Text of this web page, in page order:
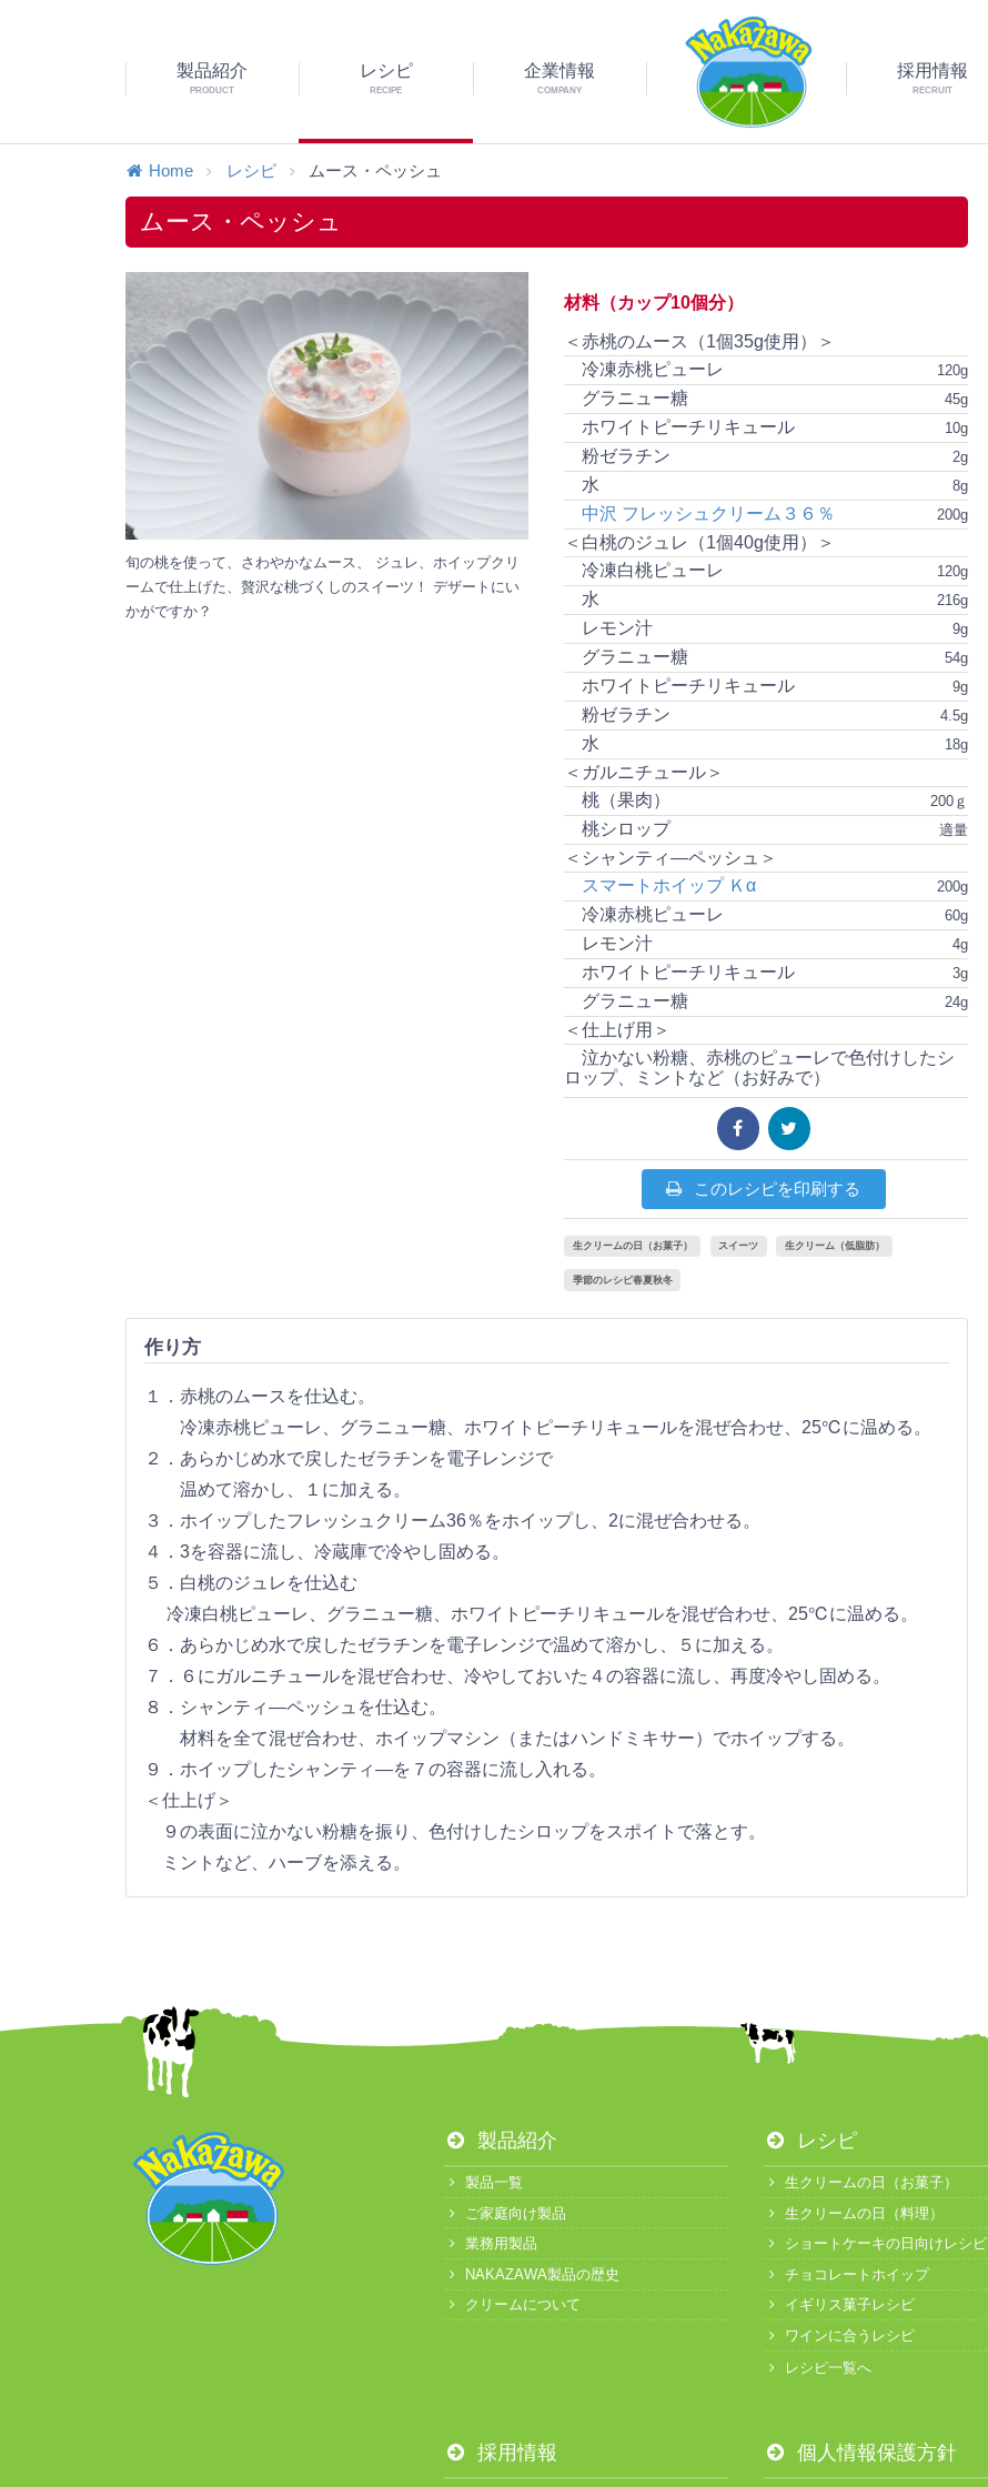
製品紹介
PRODUCT
レシピ
RECIPE
企業情報
COMPANY
採用情報
RECRUIT
Home レシピ ムース・ペッシュ
ムース・ペッシュ
旬の桃を使って、さわやかなムース、 ジュレ、ホイップクリ
ームで仕上げた、贅沢な桃づくしのスイーツ！ デザートにい
かがですか？
材料（カップ10個分）
＜赤桃のムース（1個35g使用）＞
120g
冷凍赤桃ピューレ
45g
グラニュー糖
10g
ホワイトピーチリキュール
2g
粉ゼラチン
8g
水
200g
中沢 フレッシュクリーム３６％
＜白桃のジュレ（1個40g使用）＞
120g
冷凍白桃ピューレ
216g
水
9g
レモン汁
54g
グラニュー糖
9g
ホワイトピーチリキュール
4.5g
粉ゼラチン
18g
水
＜ガルニチュール＞
200ｇ
桃（果肉）
適量
桃シロップ
＜シャンティ―ペッシュ＞
200g
スマートホイップ Ｋα
60g
冷凍赤桃ピューレ
4g
レモン汁
3g
ホワイトピーチリキュール
24g
グラニュー糖
＜仕上げ用＞
泣かない粉糖、赤桃のピューレで色付けしたシ
ロップ、ミントなど（お好みで）
このレシピを印刷する
生クリームの日（お菓子） スイーツ 生クリーム（低脂肪）
季節のレシピ春夏秋冬
作り方
１．赤桃のムースを仕込む。
冷凍赤桃ピューレ、グラニュー糖、ホワイトピーチリキュールを混ぜ合わせ、25℃に温める。
２．あらかじめ水で戻したゼラチンを電子レンジで
温めて溶かし、１に加える。
３．ホイップしたフレッシュクリーム36％をホイップし、2に混ぜ合わせる。
４．3を容器に流し、冷蔵庫で冷やし固める。
５．白桃のジュレを仕込む
冷凍白桃ピューレ、グラニュー糖、ホワイトピーチリキュールを混ぜ合わせ、25℃に温める。
６．あらかじめ水で戻したゼラチンを電子レンジで温めて溶かし、５に加える。
７．６にガルニチュールを混ぜ合わせ、冷やしておいた４の容器に流し、再度冷やし固める。
８．シャンティ―ペッシュを仕込む。
材料を全て混ぜ合わせ、ホイップマシン（またはハンドミキサー）でホイップする。
９．ホイップしたシャンティ―を７の容器に流し入れる。
＜仕上げ＞
９の表面に泣かない粉糖を振り、色付けしたシロップをスポイトで落とす。
ミントなど、ハーブを添える。
製品紹介
製品一覧
ご家庭向け製品
業務用製品
NAKAZAWA製品の歴史
クリームについて
レシピ
生クリームの日（お菓子）
生クリームの日（料理）
ショートケーキの日向けレシピ
チョコレートホイップ
イギリス菓子レシピ
ワインに合うレシピ
レシピ一覧へ
採用情報 個人情報保護方針